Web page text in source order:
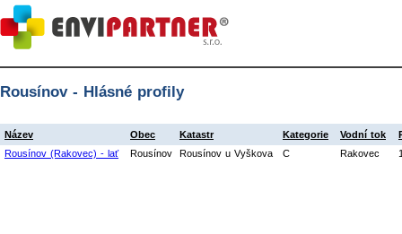
Rousínov - Hlásné profily
Název Obec Katastr Kategorie Vodní tok
Rousínov (Rakovec) - lať
Rousínov Rousínov u Vyškova C Rakovec